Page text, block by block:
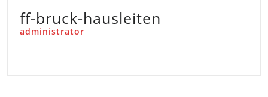
ff-bruck-hausleiten
administrator